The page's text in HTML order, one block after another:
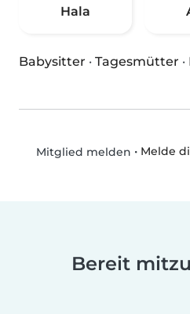
Hala
Babysitter · Tagesmütter ·
Mitglied melden • Melde
Bereit